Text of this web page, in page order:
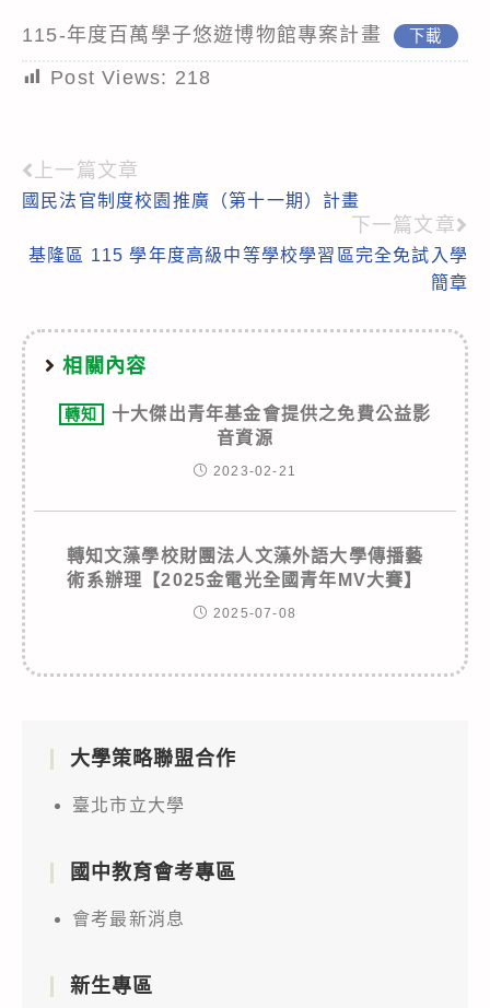
115-年度百萬學子悠遊博物館專案計畫 下載
Post Views: 218
Read
more
articles
上一篇文章
國民法官制度校園推廣（第十一期）計畫
下一篇文章
基隆區 115 學年度高級中等學校學習區完全免試入學
簡章
相關內容
轉知
十大傑出青年基金會提供之免費公益影
音資源
2023-02-21
轉知文藻學校財團法人文藻外語大學傳播藝
術系辦理【2025金電光全國青年MV大賽】
2025-07-08
大學策略聯盟合作
臺北市立大學
國中教育會考專區
會考最新消息
新生專區